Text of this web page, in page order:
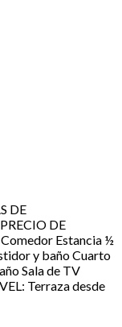
DE
DE
Estancia ½
y baño Cuarto
Sala de TV
Terraza desde